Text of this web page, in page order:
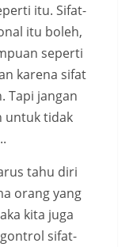
itu. Sifat-
itu boleh,
seperti
karena sifat
Tapi jangan
untuk tidak
tahu diri
orang yang
kita juga
sifat-